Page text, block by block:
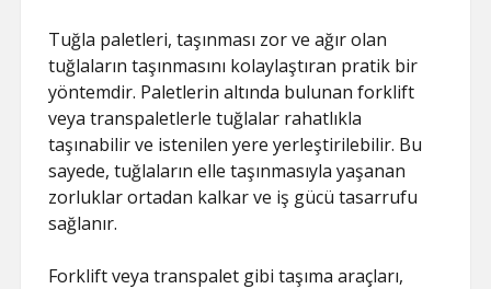
Tuğla paletleri, taşınması zor ve ağır olan
tuğlaların taşınmasını kolaylaştıran pratik bir
yöntemdir. Paletlerin altında bulunan forklift
veya transpaletlerle tuğlalar rahatlıkla
taşınabilir ve istenilen yere yerleştirilebilir. Bu
sayede, tuğlaların elle taşınmasıyla yaşanan
zorluklar ortadan kalkar ve iş gücü tasarrufu
sağlanır.
Forklift veya transpalet gibi taşıma araçları,